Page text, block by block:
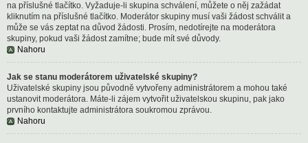
na příslušné tlačítko. Vyžaduje-li skupina schválení, můžete o něj zažádat
kliknutím na příslušné tlačítko. Moderátor skupiny musí vaši žádost schválit a
může se vás zeptat na důvod žádosti. Prosím, nedotírejte na moderátora
skupiny, pokud vaši žádost zamítne; bude mít své důvody.
Nahoru
Jak se stanu moderátorem uživatelské skupiny?
Uživatelské skupiny jsou původně vytvořeny administrátorem a mohou také
ustanovit moderátora. Máte-li zájem vytvořit uživatelskou skupinu, pak jako
prvního kontaktujte administrátora soukromou zprávou.
Nahoru